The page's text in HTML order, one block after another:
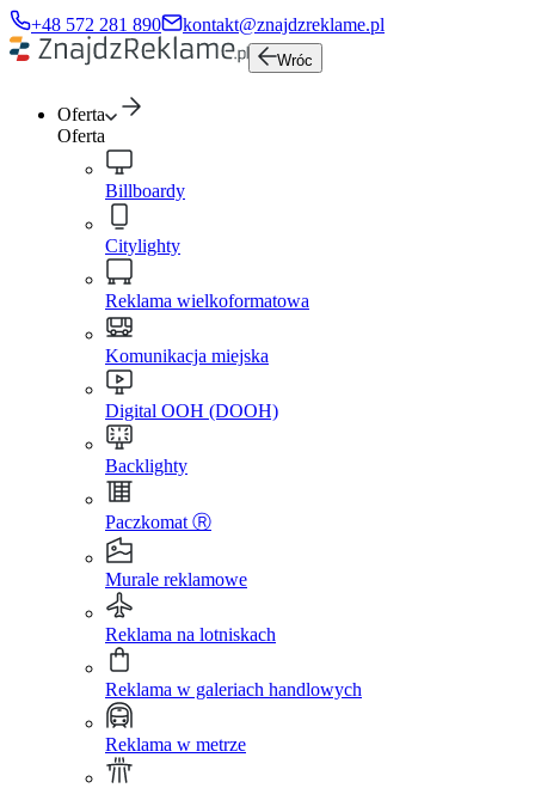
+48 572 281 890 kontakt@znajdzreklame.pl
Wróc
Oferta
Oferta
Billboardy
Citylighty
Reklama wielkoformatowa
Komunikacja miejska
Digital OOH (DOOH)
Backlighty
Paczkomat Ⓡ
Murale reklamowe
Reklama na lotniskach
Reklama w galeriach handlowych
Reklama w metrze